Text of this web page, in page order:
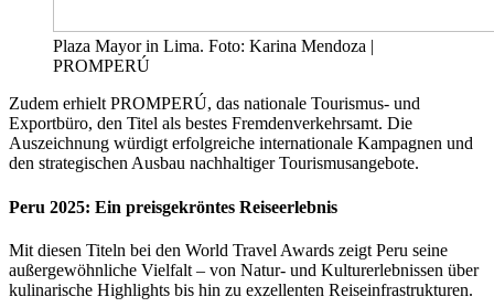
Plaza Mayor in Lima. Foto: Karina Mendoza |
PROMPERÚ
Zudem erhielt PROMPERÚ, das nationale Tourismus- und
Exportbüro, den Titel als bestes Fremdenverkehrsamt. Die
Auszeichnung würdigt erfolgreiche internationale Kampagnen und
den strategischen Ausbau nachhaltiger Tourismusangebote.
Peru 2025: Ein preisgekröntes Reiseerlebnis
Mit diesen Titeln bei den World Travel Awards zeigt Peru seine
außergewöhnliche Vielfalt – von Natur- und Kulturerlebnissen über
kulinarische Highlights bis hin zu exzellenten Reiseinfrastrukturen.